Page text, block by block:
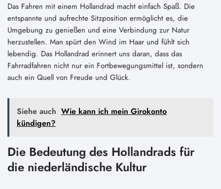
Das Fahren mit einem Hollandrad macht einfach Spaß. Die
entspannte und aufrechte Sitzposition ermöglicht es, die
Umgebung zu genießen und eine Verbindung zur Natur
herzustellen. Man spürt den Wind im Haar und fühlt sich
lebendig. Das Hollandrad erinnert uns daran, dass das
Fahrradfahren nicht nur ein Fortbewegungsmittel ist, sondern
auch ein Quell von Freude und Glück.
Siehe auch Wie kann ich mein Girokonto
kündigen?
Die Bedeutung des Hollandrads für
die niederländische Kultur